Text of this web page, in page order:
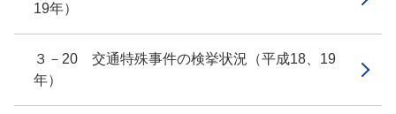
19年）
３－20 交通特殊事件の検挙状況（平成18、19
年）